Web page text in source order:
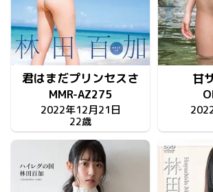
君はまだプリンセスさ
MMR-AZ275
2022年12月21日
22歳
甘